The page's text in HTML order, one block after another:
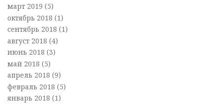
март 2019 (5)
октябрь 2018 (1)
сентябрь 2018 (1)
август 2018 (4)
июнь 2018 (3)
май 2018 (5)
апрель 2018 (9)
февраль 2018 (5)
январь 2018 (1)